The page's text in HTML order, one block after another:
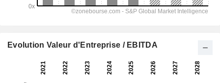
Evolution Valeur d'Entreprise / EBITDA